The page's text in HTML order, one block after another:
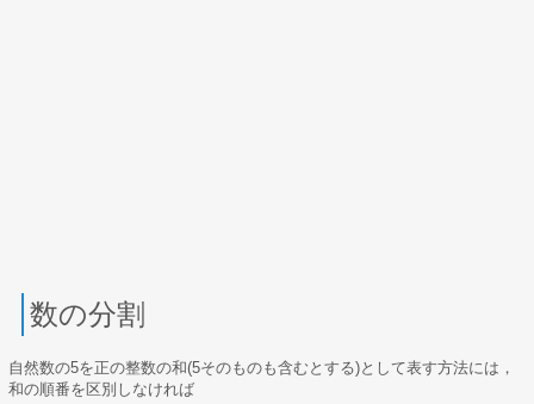
数の分割
自然数の5を正の整数の和(5そのものも含むとする)として表す方法には，
和の順番を区別しなければ